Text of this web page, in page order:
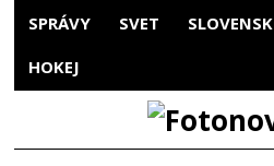
SPRÁVY SVET
HOKEJ